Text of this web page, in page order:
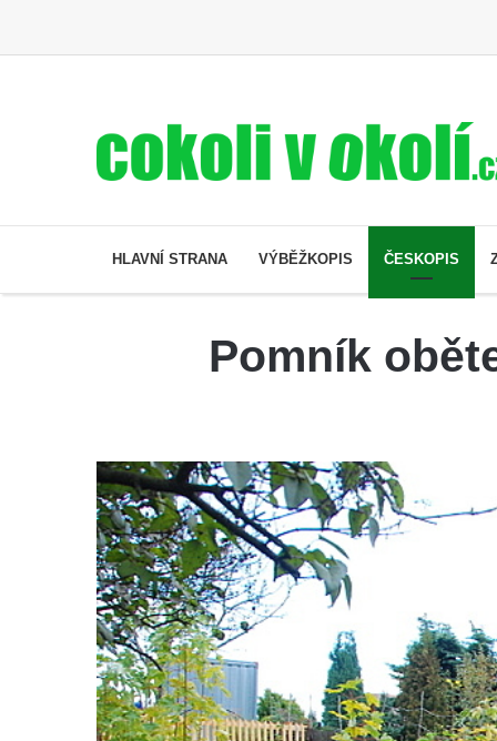
HLAVNÍ STRANA VÝBĚŽKOPIS ČESKOPIS
Pomník